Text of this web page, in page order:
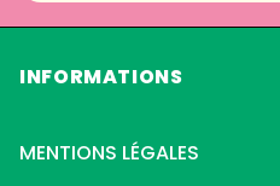
INFORMATIONS
MENTIONS LÉGALES